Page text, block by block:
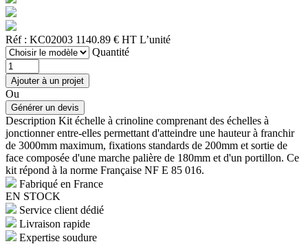
Réf : KC02003 1140.89 € HT L’unité
Quantité
Ou
Description Kit échelle à crinoline comprenant des échelles à
jonctionner entre-elles permettant d'atteindre une hauteur à franchir
de 3000mm maximum, fixations standards de 200mm et sortie de
face composée d'une marche palière de 180mm et d'un portillon. Ce
kit répond à la norme Française NF E 85 016.
Fabriqué en France
EN STOCK
Service client dédié
Livraison rapide
Expertise soudure